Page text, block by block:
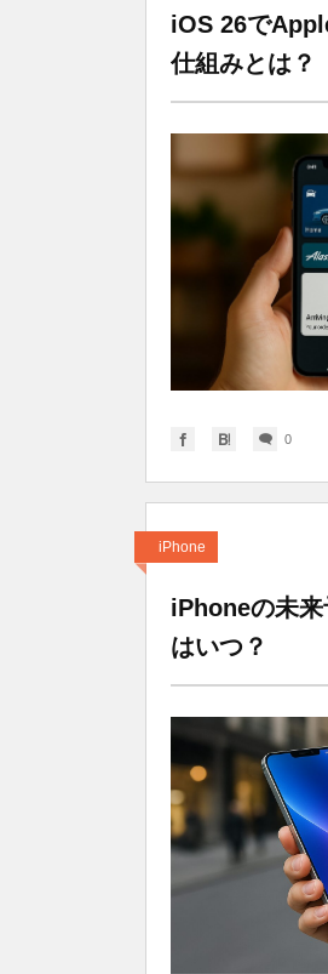
iOS 26で
仕組みとは？
0
iPhone
iPhoneの未来
はいつ？